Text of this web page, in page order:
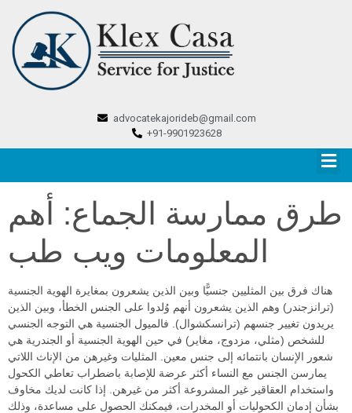
advocatekajorideb@gmail.com
+91-9901923628
طرق ممارسة الجماع: أهم
المعلومات ويب طب
هناك فرق بين المثليين جنسيًّا وبين الذين يشعرون بمغايرة الهوية الجنسية
(ترانزجندر) وهم الذين يشعرون أنهم وُلدوا على الجنس الخطأ، وبين الذين
يريدون تغيير جنسهم (ترانسكشوال). فالميول الجنسية هي التوجه الجنسي
للشخص (مثلي، مزدوج، مغاير) في حين الهوية الجنسية أو الجندرية هي
شعور الإنسان بانتمائه إلى جنس معين. المثليات وغيرهن من الإناث اللاتي
يمارسن الجنس مع النساء أكثر عرضة للإصابة باضطراب تعاطي الكحول
واستخدام العقاقير غير المشروعة أكثر من غيرهن. إذا كانت لديك مخاوف
بشأن إدمان الكحوليات أو المخدرات، فيمكنك الحصول على مساعدة، وذلك